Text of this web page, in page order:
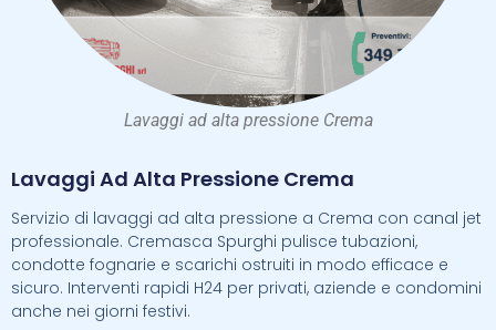
Lavaggi ad alta pressione Crema
Lavaggi Ad Alta Pressione Crema
Servizio di lavaggi ad alta pressione a Crema con canal jet
professionale. Cremasca Spurghi pulisce tubazioni,
condotte fognarie e scarichi ostruiti in modo efficace e
sicuro. Interventi rapidi H24 per privati, aziende e condomini
anche nei giorni festivi.